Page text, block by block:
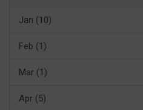
Jan (10)
Feb (1)
Mar (1)
Apr (5)